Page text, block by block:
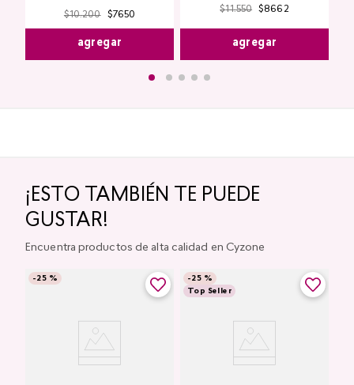
$10.200 $7650
agregar
$11.550 $8662
agregar
¡ESTO TAMBIÉN TE PUEDE
GUSTAR!
Encuentra productos de alta calidad en Cyzone
-25 % -25 %
Top Seller